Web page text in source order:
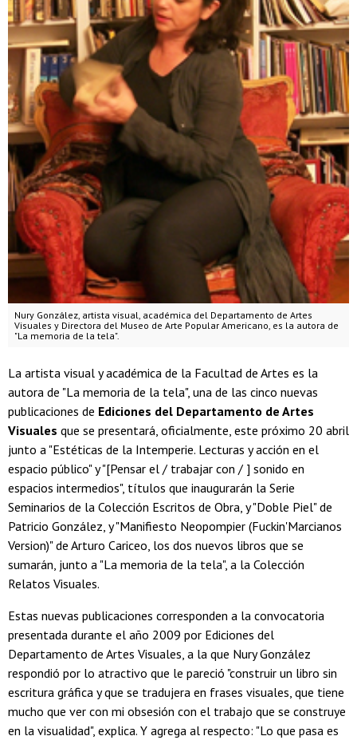
Nury González, artista visual, académica del Departamento de Artes
Visuales y Directora del Museo de Arte Popular Americano, es la autora de
"La memoria de la tela".
La artista visual y académica de la Facultad de Artes es la
autora de "La memoria de la tela", una de las cinco nuevas
publicaciones de Ediciones del Departamento de Artes
Visuales que se presentará, oficialmente, este próximo 20 abril
junto a "Estéticas de la Intemperie. Lecturas y acción en el
espacio público" y "[Pensar el / trabajar con / ] sonido en
espacios intermedios", títulos que inaugurarán la Serie
Seminarios de la Colección Escritos de Obra, y "Doble Piel" de
Patricio González, y "Manifiesto Neopompier (Fuckin'Marcianos
Version)" de Arturo Cariceo, los dos nuevos libros que se
sumarán, junto a "La memoria de la tela", a la Colección
Relatos Visuales.
Estas nuevas publicaciones corresponden a la convocatoria
presentada durante el año 2009 por Ediciones del
Departamento de Artes Visuales, a la que Nury González
respondió por lo atractivo que le pareció "construir un libro sin
escritura gráfica y que se tradujera en frases visuales, que tiene
mucho que ver con mi obsesión con el trabajo que se construye
en la visualidad", explica. Y agrega al respecto: "Lo que pasa es